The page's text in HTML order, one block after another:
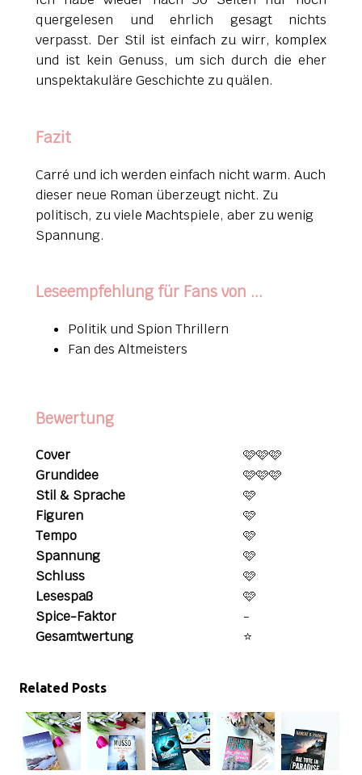
quergelesen und ehrlich gesagt nichts
verpasst. Der Stil ist einfach zu wirr, komplex
und ist kein Genuss, um sich durch die eher
unspektakuläre Geschichte zu quälen.
Fazit
Carré und ich werden einfach nicht warm. Auch
dieser neue Roman überzeugt nicht. Zu
politisch, zu viele Machtspiele, aber zu wenig
Spannung.
Leseempfehlung für Fans von ...
Politik und Spion Thrillern
Fan des Altmeisters
Bewertung
Cover
🩷🩷🩷
Grundidee
🩷🩷🩷
Stil & Sprache
🩷
Figuren
🩷
Tempo
🩷
Spannung
🩷
Schluss
🩷
Lesespaß
🩷
Spice-Faktor
-
Gesamtwertung
⭐️
Related Posts